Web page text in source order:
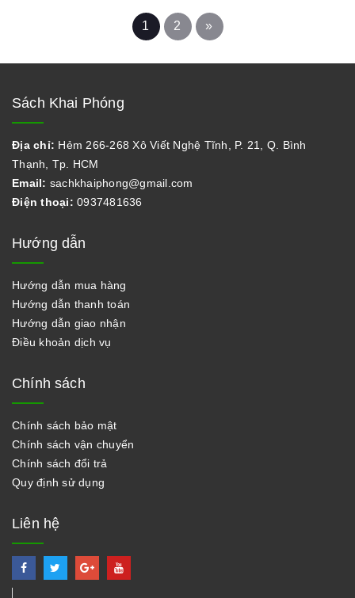
1 2 »
Sách Khai Phóng
Địa chỉ: Hẻm 266-268 Xô Viết Nghệ Tĩnh, P. 21, Q. Bình
Thạnh, Tp. HCM
Email: sachkhaiphong@gmail.com
Điện thoại: 0937481636
Hướng dẫn
Hướng dẫn mua hàng
Hướng dẫn thanh toán
Hướng dẫn giao nhận
Điều khoản dịch vụ
Chính sách
Chính sách bảo mật
Chính sách vận chuyển
Chính sách đổi trả
Quy định sử dụng
Liên hệ